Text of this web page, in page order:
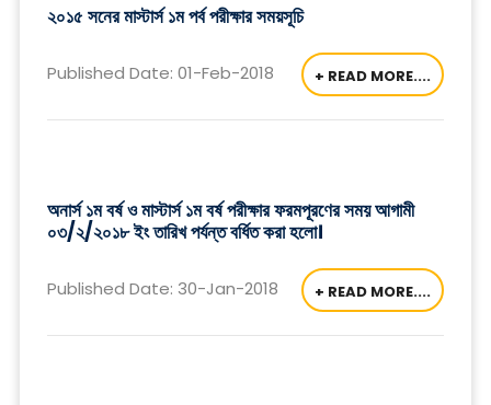
২০১৫ সনের মাস্টার্স ১ম পর্ব পরীক্ষার সময়সূচি
Published Date: 01-Feb-2018 + READ MORE....
অনার্স ১ম বর্ষ ও মাস্টার্স ১ম বর্ষ পরীক্ষার ফরমপূরণের সময় আগামী
০৩/২/২০১৮ ইং তারিখ পর্যন্ত বর্ধিত করা হলো।
Published Date: 30-Jan-2018 + READ MORE....